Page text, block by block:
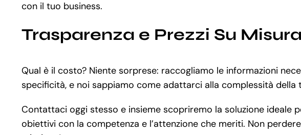
con il tuo business.
Trasparenza e Prezzi Su Misura
Qual è il costo? Niente sorprese: raccogliamo le informazioni
specificità, e noi sappiamo come adattarci alla complessità della
Contattaci oggi stesso e insieme scopriremo la soluzione ideale
obiettivi con la competenza e l’attenzione che meriti. Non